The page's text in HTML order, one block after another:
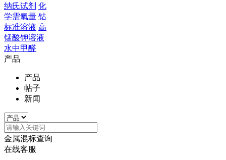
纳氏试剂 化
学需氧量 钴
标准溶液 高
锰酸钾溶液
水中甲醛
产品
产品
帖子
新闻
金属混标查询
在线客服